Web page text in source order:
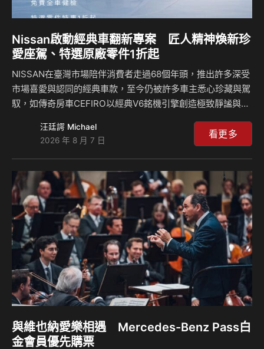
Nissan啟動經典車翻新專案 匠人精神煥新珍
愛座駕、特選原廠零件1折起
NISSAN在臺灣市場陪伴消費者走過68個年頭，推出許多深受
市場喜愛與認同的經典車款，至今仍被許多車主悉心珍藏與駕
馭，如傳奇房車CEFIRO以經典V6銘機引擎創造極致靜謐與渾
轉90年代消費者對房車的刻板認知，震撼臺灣汽車市場、創造
熱銷傳奇。對NISSAN來說，守護這些經典車款繼續前行，不
僅僅是提供車輛定期保養與維修服務，而是用NISSAN引以為
傲的專業匠人精神，再次煥新這些經典車款，與車主共同實現
時光情懷的珍貴約定，重現當年馳騁街頭的風華與自信。 自
即日起至9月30日止，NISSAN針對NISSAN CEFIRO及
INFINITI G Se…
汪廷諤 Michael
2026 年 8 月 7 日
看更多
與維也納愛樂相遇 Mercedes-Benz Pass白
金會員優先購票